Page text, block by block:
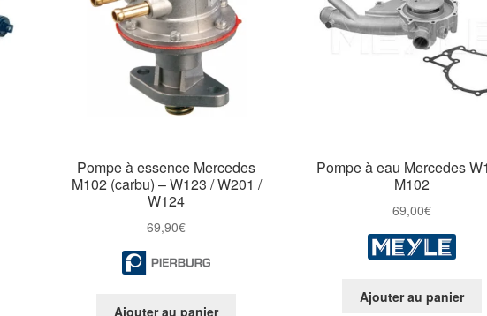
Pompe à essence Mercedes
M102 (carbu) – W123 / W201 /
W124
69,90€
Ajouter au panier
Pompe à eau Mercedes
M102
69,00€
Ajouter au panier